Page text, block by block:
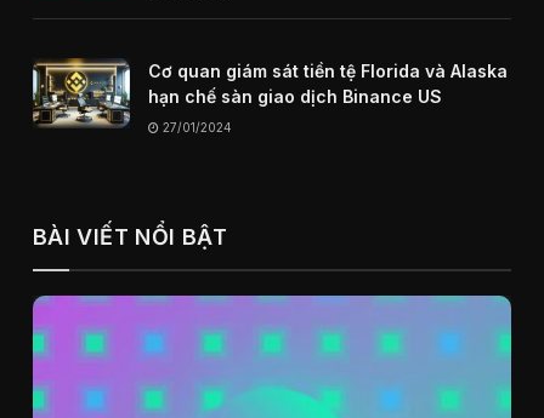
Cơ quan giám sát tiền tệ Florida và Alaska
hạn chế sàn giao dịch Binance US
27/01/2024
BÀI VIẾT NỔI BẬT